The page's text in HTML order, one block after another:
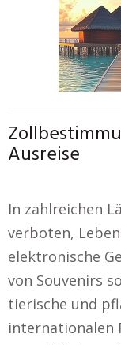
Ausreise
In zahlreichen
verboten,
elektronische
von Souvenirs
tierische und
internationalen